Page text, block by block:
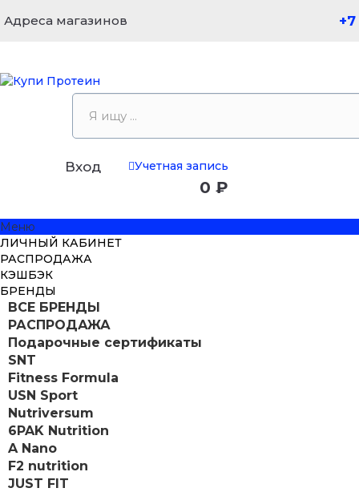
Адреса магазинов
Вход Учетная запись
0 ₽
Меню
ЛИЧНЫЙ КАБИНЕТ
РАСПРОДАЖА
КЭШБЭК
БРЕНДЫ
ВСЕ БРЕНДЫ
РАСПРОДАЖА
Подарочные сертификаты
SNT
Fitness Formula
USN Sport
Nutriversum
6PAK Nutrition
A Nano
F2 nutrition
JUST FIT